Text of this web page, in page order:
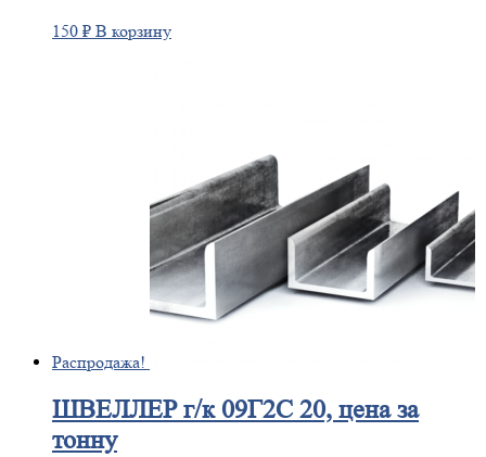
150 ₽ В корзину
Распродажа!
ШВЕЛЛЕРг/к 09Г2С 20, цена за
тонну